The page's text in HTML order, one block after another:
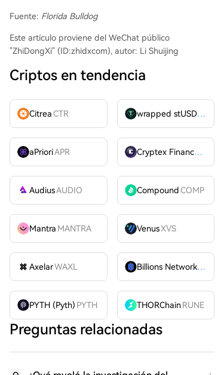
Fuente: Florida Bulldog
Este artículo proviene del WeChat público
"ZhiDongXi" (ID:zhidxcom), autor: Li Shuijing
Criptos en tendencia
CitreaCTR wrapped stUSDT
aPrioriAPR Cryptex FinanceCTX
AudiusAUDIO CompoundCOMP
Mantra MANTRA VenusXVS
AxelarWAXL Billions Network
BILL
PYTH (Pyth) PYTH THORChain RUNE
Preguntas relacionadas